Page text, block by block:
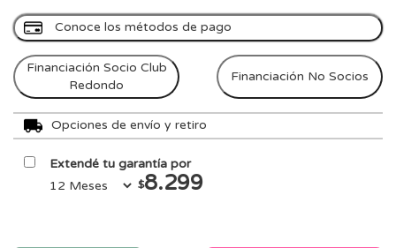
Conoce los métodos de pago
Financiación Socio Club
Redondo
Financiación No Socios
Opciones de envío y retiro
Extendé tu garantía por
$8.299